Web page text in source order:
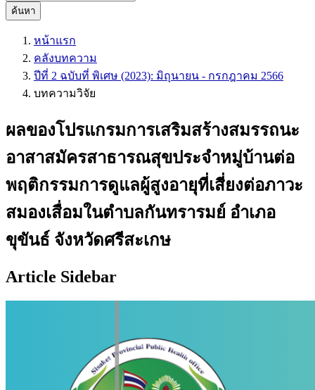
ค้นหา
หน้าแรก
คลังบทความ
ปีที่ 2 ฉบับที่ พิเศษ (2023): มิถุนายน - กรกฎาคม 2566
บทความวิจัย
ผลของโปรแกรมการเสริมสร้างสมรรถนะ
อาสาสมัครสาธารณสุขประจำหมู่บ้านต่อ
พฤติกรรมการดูแลผู้สูงอายุที่เสี่ยงต่อภาวะ
สมองเสื่อมในตำบลกันทรารมย์ อำเภอ
ขุขันธ์ จังหวัดศรีสะเกษ
Article Sidebar